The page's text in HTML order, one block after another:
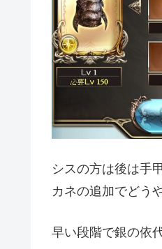
シスの方は後は手
カネの追加でどう
早い段階で銀の依